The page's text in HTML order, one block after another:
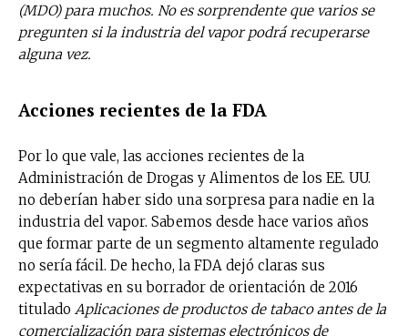
(MDO) para muchos. No es sorprendente que varios se
pregunten si la industria del vapor podrá recuperarse
alguna vez.
Acciones recientes de la FDA
Por lo que vale, las acciones recientes de la
Administración de Drogas y Alimentos de los EE. UU.
no deberían haber sido una sorpresa para nadie en la
industria del vapor. Sabemos desde hace varios años
que formar parte de un segmento altamente regulado
no sería fácil. De hecho, la FDA dejó claras sus
expectativas en su borrador de orientación de 2016
titulado Aplicaciones de productos de tabaco antes de la
comercialización para sistemas electrónicos de